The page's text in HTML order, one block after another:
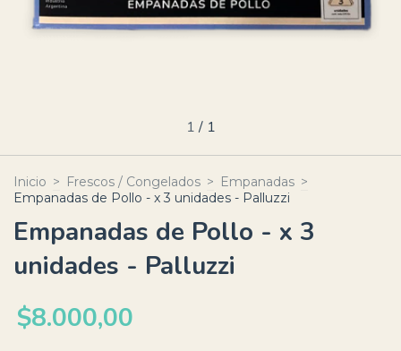
1 / 1
Inicio > Frescos / Congelados > Empanadas >
Empanadas de Pollo - x 3 unidades - Palluzzi
Empanadas de Pollo - x 3
unidades - Palluzzi
$8.000,00